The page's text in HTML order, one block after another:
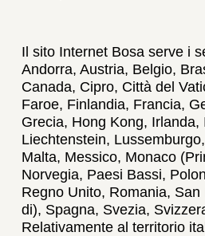
Il sito Internet Bosa serve i
Andorra, Austria, Belgio,
Canada, Cipro, Città del
Faroe, Finlandia, Francia,
Grecia, Hong Kong, Irlanda,
Liechtenstein,
Malta, Messico, Monaco
Norvegia, Paesi Bassi,
Regno Unito, Romania,
di), Spagna, Svezia,
Relativamente al territorio